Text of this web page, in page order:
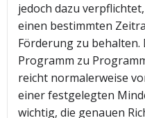
jedoch dazu
einen bestimmten
Förderung zu
Programm zu
reicht normalerweise
einer festgelegten
wichtig, die genauen